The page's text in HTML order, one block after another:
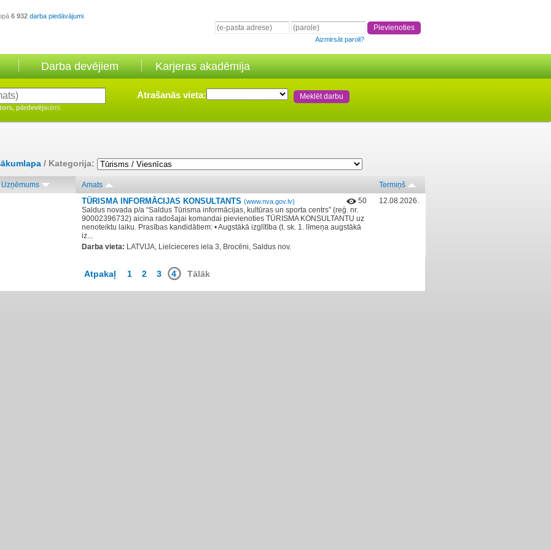
6 932 darba piedāvājumi
Aizmirsāt paroli?
Darba devējiem Karjeras akadēmija
pārdevējsutml.
Atrašanās vieta:
/ Kategorija:
Uzņēmums Amats Termiņš
TŪRISMA INFORMĀCIJAS KONSULTANTS (www.nva.gov.lv)
50
Saldus novada p/a “Saldus Tūrisma informācijas, kultūras un sporta centrs” (reģ. nr.
90002396732) aicina radošajai komandai pievienoties TŪRISMA KONSULTANTU uz
nenoteiktu laiku. Prasības kandidātiem: • Augstākā izglītība (t. sk. 1. līmeņa augstākā
iz...
Darba vieta: LATVIJA, Lielcieceres iela 3, Brocēni, Saldus nov.
12.08.2026.
Atpakaļ 1 2 3 4 Tālāk